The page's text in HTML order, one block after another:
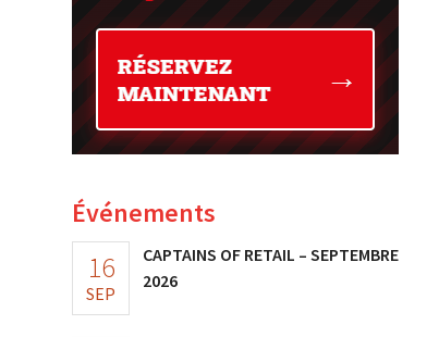
Événements
16
SEP
CAPTAINS OF RETAIL – SEPTEMBRE
2026